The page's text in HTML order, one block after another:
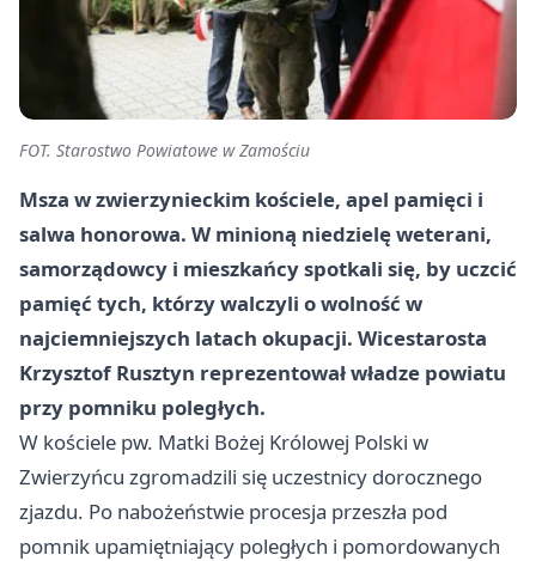
FOT. Starostwo Powiatowe w Zamościu
Msza w zwierzynieckim kościele, apel pamięci i
salwa honorowa. W minioną niedzielę weterani,
samorządowcy i mieszkańcy spotkali się, by uczcić
pamięć tych, którzy walczyli o wolność w
najciemniejszych latach okupacji. Wicestarosta
Krzysztof Rusztyn reprezentował władze powiatu
przy pomniku poległych.
W kościele pw. Matki Bożej Królowej Polski w
Zwierzyńcu zgromadzili się uczestnicy dorocznego
zjazdu. Po nabożeństwie procesja przeszła pod
pomnik upamiętniający poległych i pomordowanych